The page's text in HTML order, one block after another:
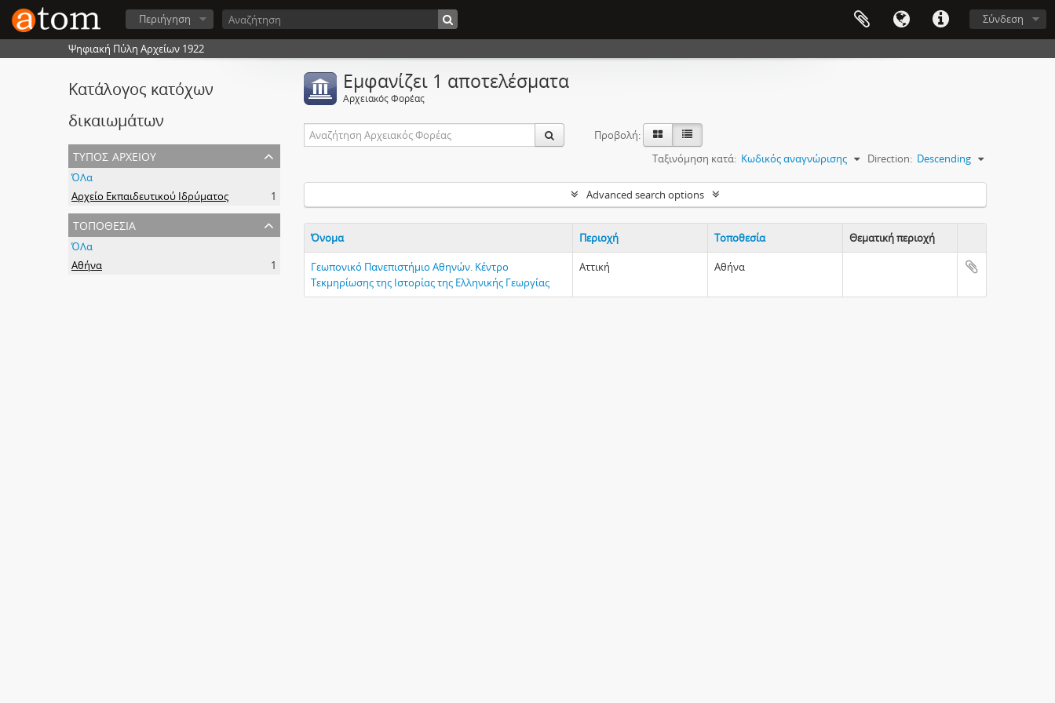
Σύνδεση
Περιήγηση
Ψηφιακή Πύλη Αρχείων 1922
Κατάλογος κατόχων
δικαιωμάτων
τύπος αρχείου
ΌΛα
Αρχείο Εκπαιδευτικού Ιδρύματος
1
τοποθεσία
ΌΛα
Αθήνα
1
Εμφανίζει 1 αποτελέσματα
Αρχειακός Φορέας
Προβολή:
Ταξινόμηση κατά: Κωδικός αναγνώρισης Direction: Descending
Advanced search options
Όνομα Περιοχή Τοποθεσία
Θεματική περιοχή
Clipboard
Γεωπονικό Πανεπιστήμιο Αθηνών. Κέντρο
Τεκμηρίωσης της Ιστορίας της Ελληνικής Γεωργίας
Αττική Αθήνα